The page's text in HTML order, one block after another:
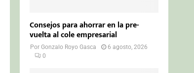
Consejos para ahorrar en la pre-
vuelta al cole empresarial
PorGonzalo Royo Gasca
6 agosto, 2026
0